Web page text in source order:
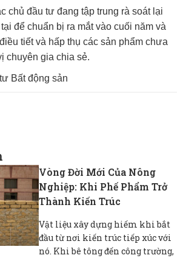
chủ đầu tư đang tập trung rà soát lại
để chuẩn bị ra mắt vào cuối năm và
tiết và hấp thụ các sản phẩm chưa
chuyên gia chia sẻ.
Bất động sản
Vòng Đời Mới Của Nông
Nghiệp: Khi Phế Phẩm Trở
Thành Kiến Trúc
Vật liệu xây dựng hiếm khi bắt
đầu từ nơi kiến ​​trúc tiếp xúc với
nó. Khi bê tông đến công trường,